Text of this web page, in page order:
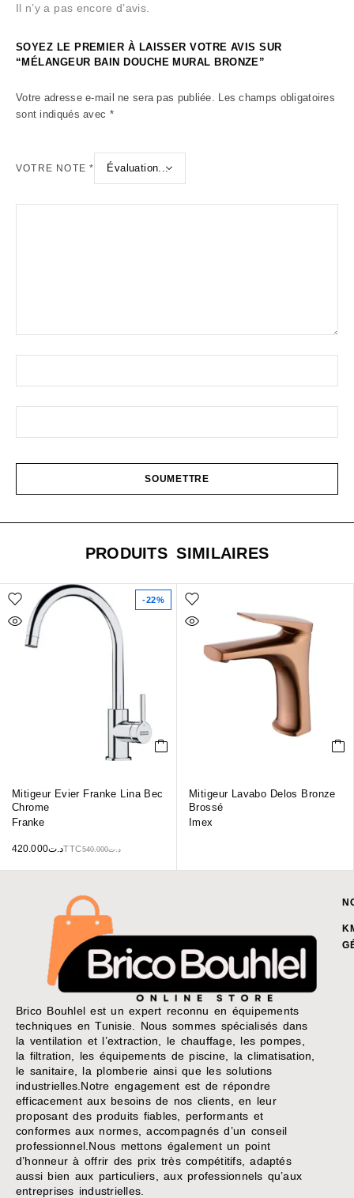
Il n’y a pas encore d’avis.
SOYEZ LE PREMIER À LAISSER VOTRE AVIS SUR
“MÉLANGEUR BAIN DOUCHE MURAL BRONZE”
Votre adresse e-mail ne sera pas publiée. Les champs obligatoires
sont indiqués avec *
VOTRE NOTE*
PRODUITS SIMILAIRES
-22%
Mitigeur Evier Franke Lina Bec
Chrome
Franke
د.ت540.000 د.ت420.000 TTC
Mitigeur Lavabo Delos Bronze
Brossé
Imex
Brico Bouhlel est un expert reconnu en équipements
techniques en Tunisie. Nous sommes spécialisés dans
la ventilation et l’extraction, le chauffage, les pompes,
la filtration, les équipements de piscine, la climatisation,
le sanitaire, la plomberie ainsi que les solutions
industrielles.Notre engagement est de répondre
efficacement aux besoins de nos clients, en leur
proposant des produits fiables, performants et
conformes aux normes, accompagnés d’un conseil
professionnel.Nous mettons également un point
d’honneur à offrir des prix très compétitifs, adaptés
aussi bien aux particuliers, aux professionnels qu’aux
entreprises industrielles.